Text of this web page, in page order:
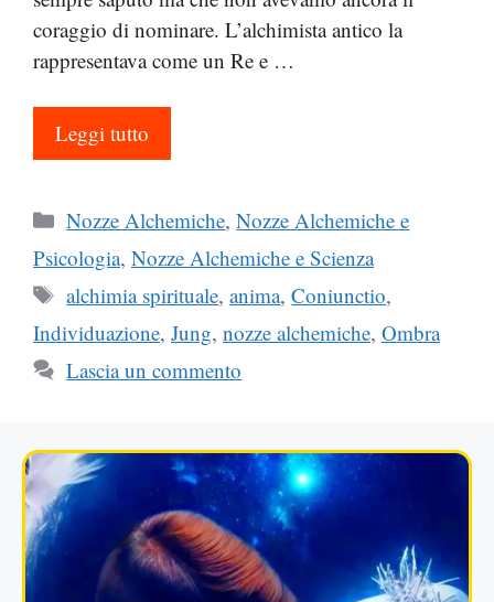
coraggio di nominare. L’alchimista antico la
rappresentava come un Re e …
Leggi tutto
Categorie
Nozze Alchemiche,Nozze Alchemiche e
Psicologia, Nozze Alchemiche e Scienza
Tag
alchimia spirituale,anima,Coniunctio,
Individuazione, Jung, nozze alchemiche, Ombra
Lascia un commento